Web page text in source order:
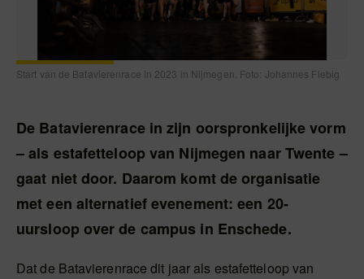
Start van de Batavierenrace in 2023 in Nijmegen. Foto: Johannes Fiebig
De Batavierenrace in zijn oorspronkelijke vorm
– als estafetteloop van Nijmegen naar Twente –
gaat niet door. Daarom komt de organisatie
met een alternatief evenement: een 20-
uursloop over de campus in Enschede.
Dat de Batavierenrace dit jaar als estafetteloop van